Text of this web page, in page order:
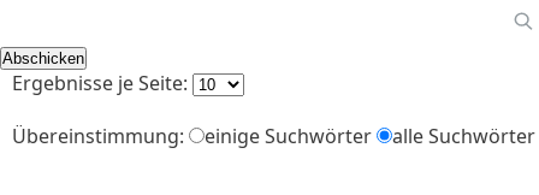
Ergebnisse je Seite:
Übereinstimmung:
einige Suchwörter alle Suchwörter